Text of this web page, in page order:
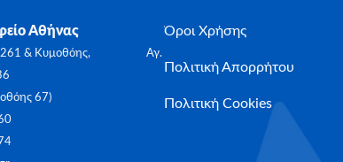
Αθήνας
261 & Κυμοθόης, Αγ.
67)
Όροι Χρήσης
Πολιτική Απορρήτου
Πολιτική Cookies